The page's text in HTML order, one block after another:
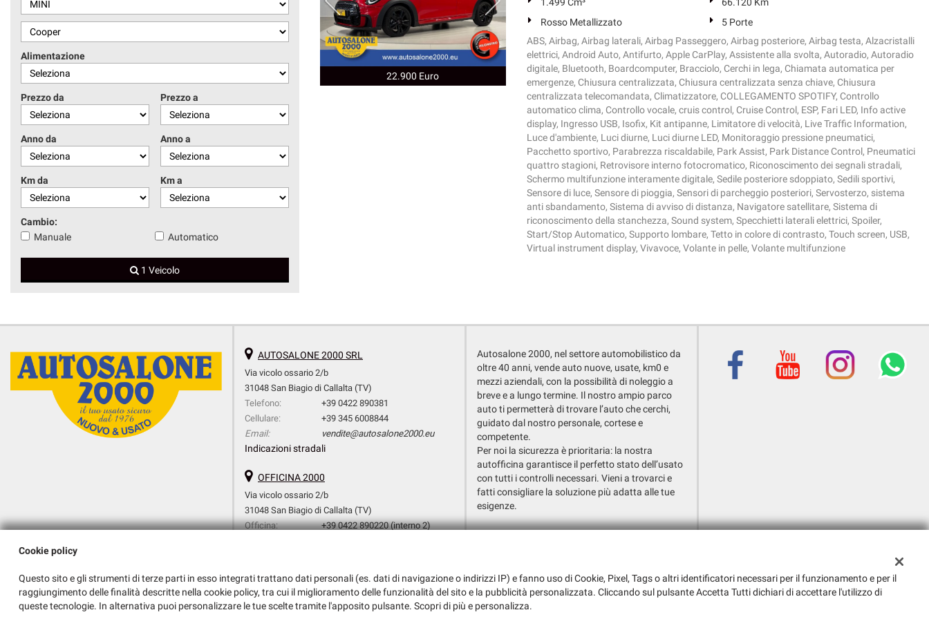
Alimentazione
Prezzo da Prezzo a
Anno da Anno a
Km da Km a
Cambio:
Manuale
Automatico
1 Veicolo
22.900 Euro
Rosso Metallizzato
5 Porte
ABS, Airbag, Airbag laterali, Airbag Passeggero, Airbag posteriore, Airbag testa, Alzacristalli
elettrici, Android Auto, Antifurto, Apple CarPlay, Assistente alla svolta, Autoradio, Autoradio
digitale, Bluetooth, Boardcomputer, Bracciolo, Cerchi in lega, Chiamata automatica per
emergenze, Chiusura centralizzata, Chiusura centralizzata senza chiave, Chiusura
centralizzata telecomandata, Climatizzatore, COLLEGAMENTO SPOTIFY, Controllo
automatico clima, Controllo vocale, cruis control, Cruise Control, ESP, Fari LED, Info active
display, Ingresso USB, Isofix, Kit antipanne, Limitatore di velocità, Live Traffic Information,
Luce d'ambiente, Luci diurne, Luci diurne LED, Monitoraggio pressione pneumatici,
Pacchetto sportivo, Parabrezza riscaldabile, Park Assist, Park Distance Control, Pneumatici
quattro stagioni, Retrovisore interno fotocromatico, Riconoscimento dei segnali stradali,
Schermo multifunzione interamente digitale, Sedile posteriore sdoppiato, Sedili sportivi,
Sensore di luce, Sensore di pioggia, Sensori di parcheggio posteriori, Servosterzo, sistema
anti sbandamento, Sistema di avviso di distanza, Navigatore satellitare, Sistema di
riconoscimento della stanchezza, Sound system, Specchietti laterali elettrici, Spoiler,
Start/Stop Automatico, Supporto lombare, Tetto in colore di contrasto, Touch screen, USB,
Virtual instrument display, Vivavoce, Volante in pelle, Volante multifunzione
AUTOSALONE 2000 SRL
Via vicolo ossario 2/b
31048 San Biagio di Callalta (TV)
Telefono:
+39 0422 890381
Cellulare:
+39 345 6008844
Email:
vendite@autosalone2000.eu
Indicazioni stradali
OFFICINA 2000
Via vicolo ossario 2/b
31048 San Biagio di Callalta (TV)
Officina:
+39 0422 890220 (interno 2)
Indicazioni stradali
Autosalone 2000, nel settore automobilistico da
oltre 40 anni, vende auto nuove, usate, km0 e
mezzi aziendali, con la possibilità di noleggio a
breve e a lungo termine. Il nostro ampio parco
auto ti permetterà di trovare l’auto che cerchi,
guidato dal nostro personale, cortese e
competente.
Per noi la sicurezza è prioritaria: la nostra
autofficina garantisce il perfetto stato dell’usato
con tutti i controlli necessari. Vieni a trovarci e
fatti consigliare la soluzione più adatta alle tue
esigenze.
C.F/P.IVA:03147730265
Registro delle imprese:TV
Cookie policy
Questo sito e gli strumenti di terze parti in esso integrati trattano dati personali (es. dati di navigazione o indirizzi IP) e fanno uso di Cookie, Pixel, Tags o altri identificatori necessari per il funzionamento e per il
raggiungimento delle finalità descritte nella cookie policy, tra cui il miglioramento delle funzionalità del sito e la pubblicità personalizzata. Cliccando sul pulsante Accetta Tutti dichiari di accettare l'utilizzo di
queste tecnologie. In alternativa puoi personalizzare le tue scelte tramite l'apposito pulsante. Scopri di più e personalizza.